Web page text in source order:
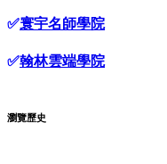
✅寰宇名師學院
✅翰林雲端學院
瀏覽歷史